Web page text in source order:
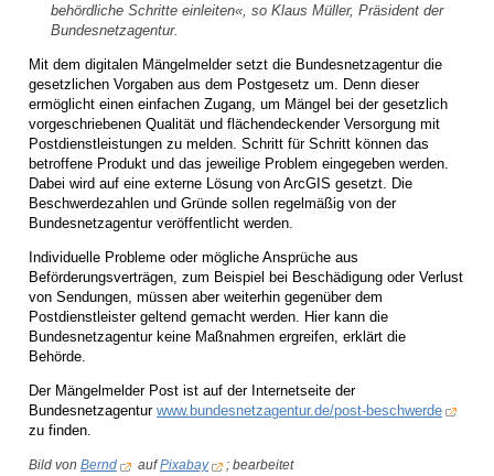
behördliche Schritte einleiten«, so Klaus Müller, Präsident der
Bundesnetzagentur.
Mit dem digitalen Mängelmelder setzt die Bundesnetzagentur die
gesetzlichen Vorgaben aus dem Postgesetz um. Denn dieser
ermöglicht einen einfachen Zugang, um Mängel bei der gesetzlich
vorgeschriebenen Qualität und flächendeckender Versorgung mit
Postdienstleistungen zu melden. Schritt für Schritt können das
betroffene Produkt und das jeweilige Problem eingegeben werden.
Dabei wird auf eine externe Lösung von ArcGIS gesetzt. Die
Beschwerdezahlen und Gründe sollen regelmäßig von der
Bundesnetzagentur veröffentlicht werden.
Individuelle Probleme oder mögliche Ansprüche aus
Beförderungsverträgen, zum Beispiel bei Beschädigung oder Verlust
von Sendungen, müssen aber weiterhin gegenüber dem
Postdienstleister geltend gemacht werden. Hier kann die
Bundesnetzagentur keine Maßnahmen ergreifen, erklärt die
Behörde.
Der Mängelmelder Post ist auf der Internetseite der
Bundesnetzagentur www.bundesnetzagentur.de/post-beschwerde
zu finden.
Bild von Bernd aufPixabay ; bearbeitet